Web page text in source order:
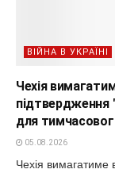
ВІЙНА В УКРАЇНІ
Чехія
підтвердження
для
05.08.2026
Чехія вимагатиме